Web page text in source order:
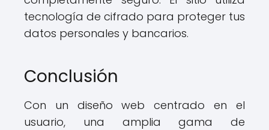
tecnología de cifrado para proteger tus
datos personales y bancarios.
Conclusión
Con un diseño web centrado en el
usuario, una amplia gama de